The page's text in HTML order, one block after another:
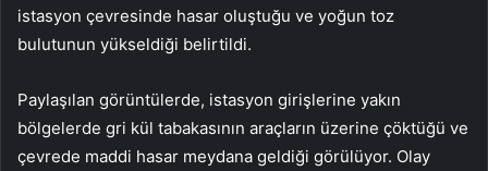
istasyon çevresinde hasar oluştuğu ve yoğun toz
bulutunun yükseldiği belirtildi.
Paylaşılan görüntülerde, istasyon girişlerine yakın
bölgelerde gri kül tabakasının araçların üzerine çöktüğü ve
çevrede maddi hasar meydana geldiği görülüyor. Olay